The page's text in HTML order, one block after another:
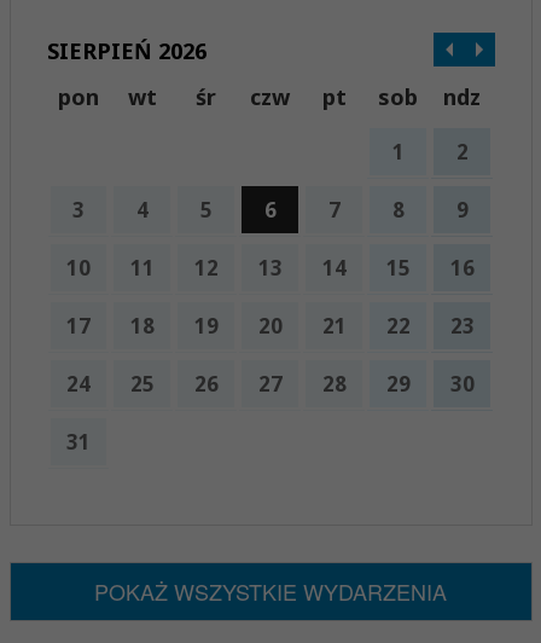
SIERPIEŃ 2026
pon
wt śr czw pt sob ndz
1 2
3 4 5 6 7 8 9
10 11 12 13 14 15 16
17 18 19 20 21 22 23
24 25 26 27 28 29 30
31
POKAŻ WSZYSTKIE WYDARZENIA